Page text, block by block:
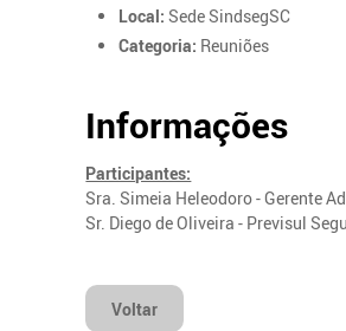
Local: Sede SindsegSC
Categoria: Reuniões
Informações
Participantes:
Sra. Simeia Heleodoro - Gerente
Sr. Diego de Oliveira - Previsul
Voltar